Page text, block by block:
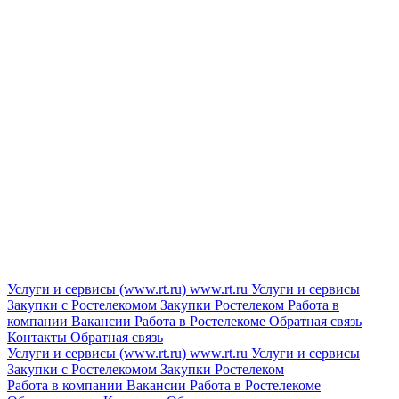
Услуги и сервисы (www.rt.ru) www.rt.ru Услуги и сервисы
Закупки с Ростелекомом Закупки Ростелеком Работа в
компании Вакансии Работа в Ростелекоме Обратная связь
Контакты Обратная связь
Услуги и сервисы (www.rt.ru) www.rt.ru Услуги и сервисы
Закупки с Ростелекомом Закупки Ростелеком
Работа в компании Вакансии Работа в Ростелекоме